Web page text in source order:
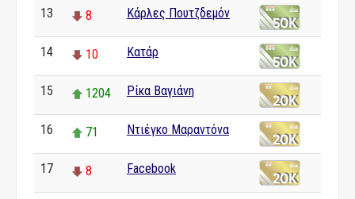
13 8 Κάρλες Πουτζδεμόν
14 10 Κατάρ
15 1204 Ρίκα Βαγιάνη
16 71 Ντιέγκο Μαραντόνα
17 8 Facebook